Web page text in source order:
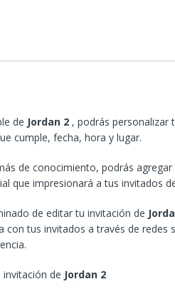
de Jordan 2 , podrás personalizar
cumple, fecha, hora y lugar.
de conocimiento, podrás
que impresionará a tus invitados
de editar tu invitación de
con tus invitados a través de
de Jordan 2